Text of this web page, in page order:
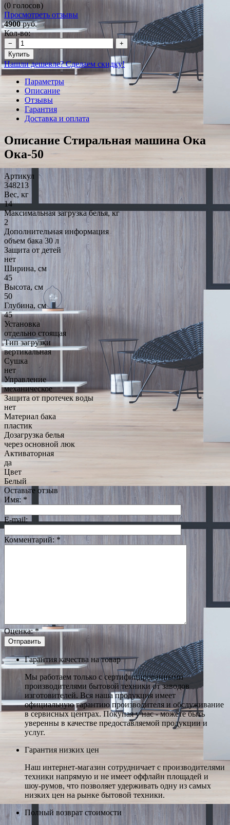
(0 голосов)
Просмотреть отзывы
4900руб.
Кол-во:
−
+
Купить
Нашли дешевле? Сделаем скидку!
Параметры
Описание
Отзывы
Гарантия
Доставка и оплата
Описание Стиральная машина Ока
Ока-50
Артикул
348213
Вес, кг
14
Максимальная загрузка белья, кг
2
Дополнительная информация
объем бака 30 л
Защита от детей
нет
Ширина, см
45
Высота, см
50
Глубина, см
45
Установка
отдельно стоящая
Тип загрузки
вертикальная
Сушка
нет
Управление
механическое
Защита от протечек воды
нет
Материал бака
пластик
Дозагрузка белья
через основной люк
Активаторная
да
Цвет
Белый
Оставьте отзыв
Имя: *
E-mail:
Комментарий: *
Оценка:*
Гарантия качества на товар
Мы работаем только с сертифицированными
производителями бытовой техники от заводов
изготовителей. Вся наша продукция имеет
официальную гарантию производителя и обслуживание
в сервисных центрах. Покупая у нас - можете быть
уверенны в качестве предоставляемой продукции и
услуг.
Гарантия низких цен
Наш интернет-магазин сотрудничает с производителями
техники напрямую и не имеет оффлайн площадей и
шоу-румов, что позволяет удерживать одну из самых
низких цен на рынке бытовой техники.
Полный возврат стоимости